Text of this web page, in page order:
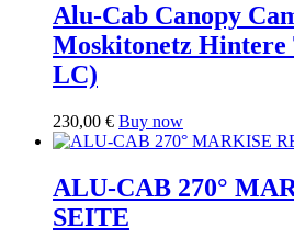
Alu-Cab Canopy
Moskitonetz
LC)
230,00 € Buy now
ALU-CAB 270°
SEITE